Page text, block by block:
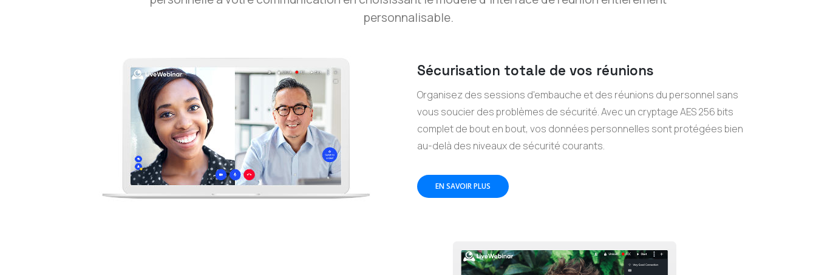
personnalisable.
Sécurisation totale de vos réunions
Organisez des sessions d'embauche et des réunions du personnel sans
vous soucier des problèmes de sécurité. Avec un cryptage AES 256 bits
complet de bout en bout, vos données personnelles sont protégées bien
au-delà des niveaux de sécurité courants.
EN SAVOIR PLUS